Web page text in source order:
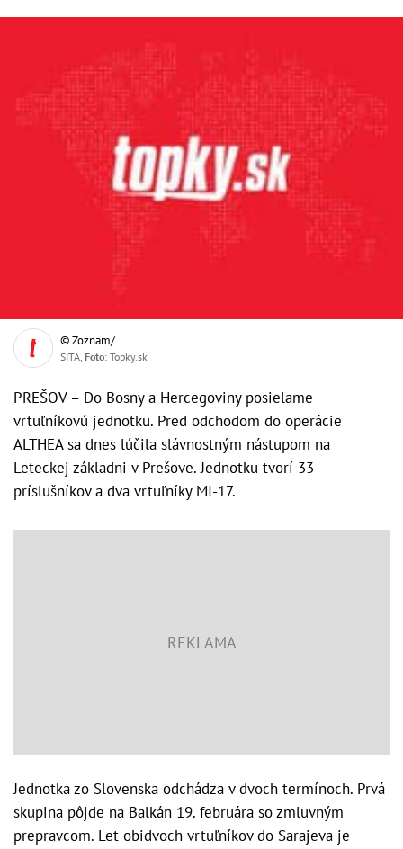
© Zoznam/
SITA, Foto: Topky.sk
PREŠOV – Do Bosny a Hercegoviny posielame
vrtuľníkovú jednotku. Pred odchodom do operácie
ALTHEA sa dnes lúčila slávnostným nástupom na
Leteckej základni v Prešove. Jednotku tvorí 33
príslušníkov a dva vrtuľníky MI-17.
Jednotka zo Slovenska odchádza v dvoch termínoch. Prvá
skupina pôjde na Balkán 19. februára so zmluvným
prepravcom. Let obidvoch vrtuľníkov do Sarajeva je